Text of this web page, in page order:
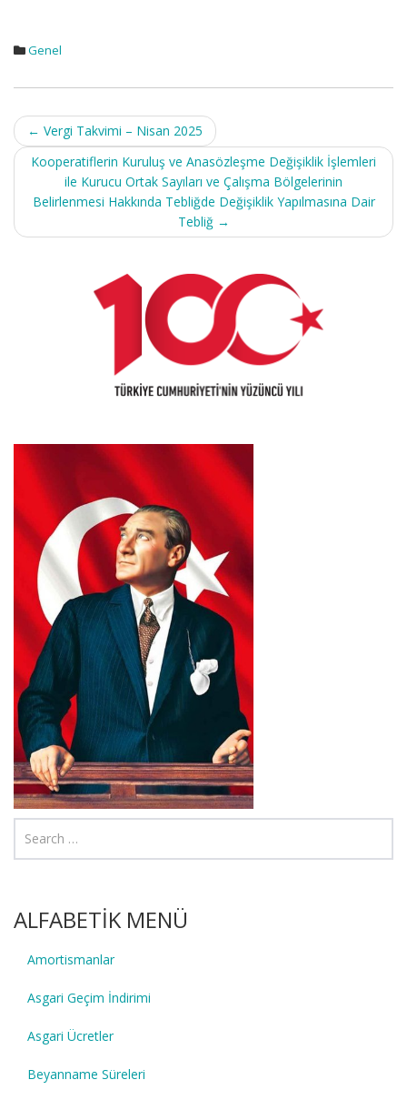
Genel
Post
navigation
← Vergi Takvimi – Nisan 2025
Kooperatiflerin Kuruluş ve Anasözleşme Değişiklik İşlemleri
ile Kurucu Ortak Sayıları ve Çalışma Bölgelerinin
Belirlenmesi Hakkında Tebliğde Değişiklik Yapılmasına Dair
Tebliğ →
ALFABETİK MENÜ
Amortismanlar
Asgari Geçim İndirimi
Asgari Ücretler
Beyanname Süreleri